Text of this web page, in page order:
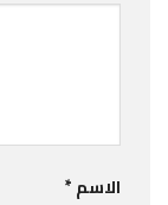
الاسم*